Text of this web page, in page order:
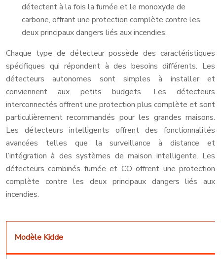
détectent à la fois la fumée et le monoxyde de
carbone, offrant une protection complète contre les
deux principaux dangers liés aux incendies.
Chaque type de détecteur possède des caractéristiques
spécifiques qui répondent à des besoins différents. Les
détecteurs autonomes sont simples à installer et
conviennent aux petits budgets. Les détecteurs
interconnectés offrent une protection plus complète et sont
particulièrement recommandés pour les grandes maisons.
Les détecteurs intelligents offrent des fonctionnalités
avancées telles que la surveillance à distance et
l’intégration à des systèmes de maison intelligente. Les
détecteurs combinés fumée et CO offrent une protection
complète contre les deux principaux dangers liés aux
incendies.
Modèle Kidde